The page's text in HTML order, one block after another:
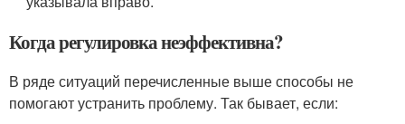
Когда регулировка неэффективна?
В ряде ситуаций перечисленные выше способы не
помогают устранить проблему. Так бывает, если: